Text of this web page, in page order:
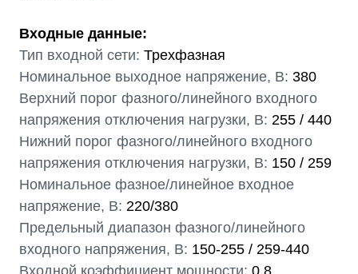
Входные данные:
Тип входной сети: Трехфазная
Номинальное выходное напряжение, В: 380
Верхний порог фазного/линейного входного
напряжения отключения нагрузки, В: 255 / 440
Нижний порог фазного/линейного входного
напряжения отключения нагрузки, В: 150 / 259
Номинальное фазное/линейное входное
напряжение, В: 220/380
Предельный диапазон фазного/линейного
входного напряжения, В: 150-255 / 259-440